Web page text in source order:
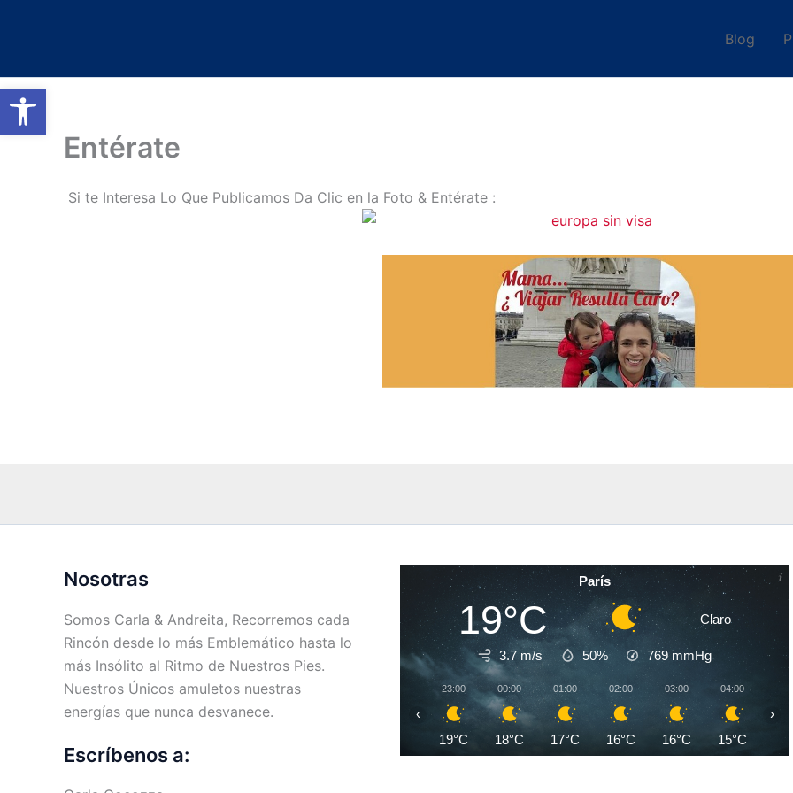
Abrir barra de herramientas
Blog
Entérate
Si te Interesa Lo Que Publicamos Da Clic en la Foto & Entérate :
Nosotras
Somos Carla & Andreita, Recorremos cada
Rincón desde lo más Emblemático hasta lo
más Insólito al Ritmo de Nuestros Pies.
Nuestros Únicos amuletos nuestras
energías que nunca desvanece.
Escríbenos a:
París
19°C Claro
3.7 m/s 50% 769 mmHg
23:00
19°C
00:00
18°C
01:00
17°C
02:00
16°C
03:00
16°C
04:00
15°C
‹ ›